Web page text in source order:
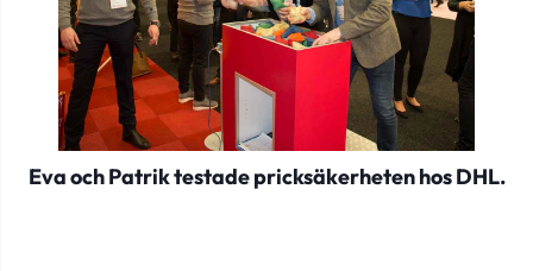
Eva och Patrik testade pricksäkerheten hos DHL.